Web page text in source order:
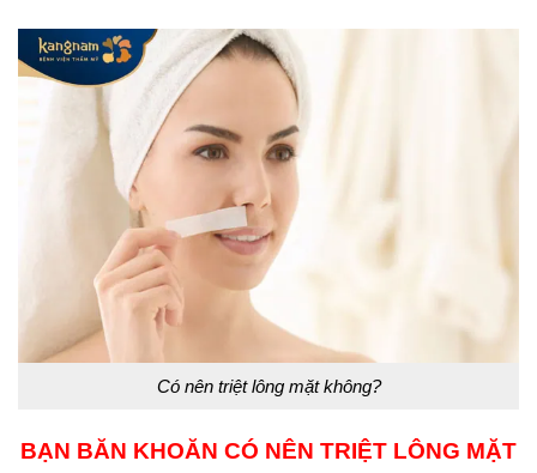
Có nên triệt lông mặt không?
BẠN BĂN KHOĂN CÓ NÊN TRIỆT LÔNG MẶT